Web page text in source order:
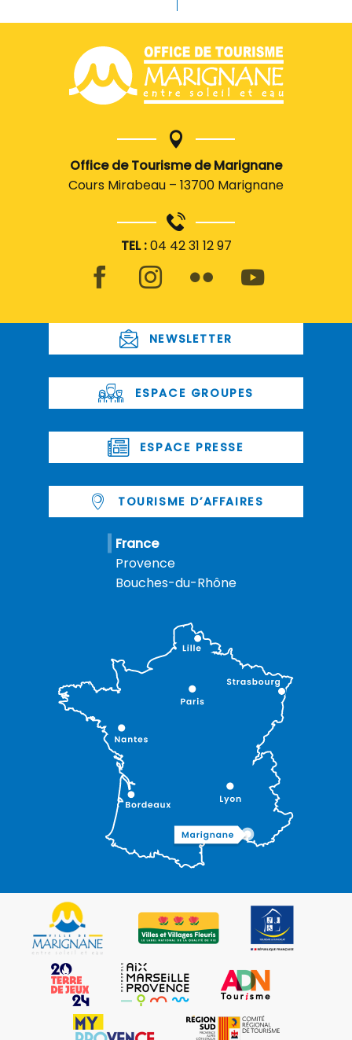
Office de Tourisme de Marignane
Cours Mirabeau – 13700 Marignane
TEL :04 42 31 12 97
NEWSLETTER
ESPACE GROUPES
ESPACE PRESSE
TOURISME D’AFFAIRES
France
Provence
Bouches-du-Rhône